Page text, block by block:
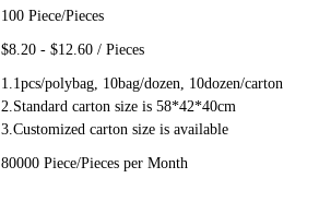
100 Piece/Pieces
$8.20 - $12.60 / Pieces
1.1pcs/polybag, 10bag/dozen, 10dozen/carton
2.Standard carton size is 58*42*40cm
3.Customized carton size is available
80000 Piece/Pieces per Month